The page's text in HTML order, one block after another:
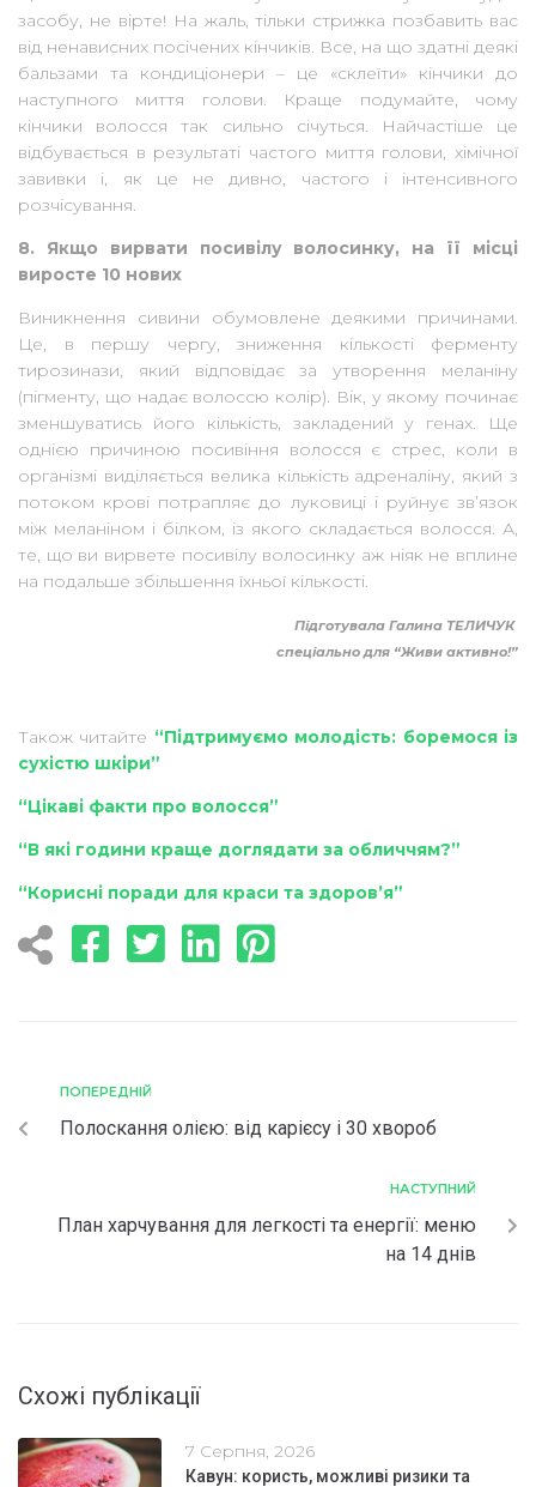
засобу, не вірте! На жаль, тільки стрижка позбавить вас
від ненависних посічених кінчиків. Все, на що здатні деякі
бальзами та кондиціонери – це «склеїти» кінчики до
наступного миття голови. Краще подумайте, чому
кінчики волосся так сильно січуться. Найчастіше це
відбувається в результаті частого миття голови, хімічної
завивки і, як це не дивно, частого і інтенсивного
розчісування.
8. Якщо вирвати посивілу волосинку, на її місці
виросте 10 нових
Виникнення сивини обумовлене деякими причинами.
Це, в першу чергу, зниження кількості ферменту
тирозинази, який відповідає за утворення меланіну
(пігменту, що надає волоссю колір). Вік, у якому починає
зменшуватись його кількість, закладений у генах. Ще
однією причиною посивіння волосся є стрес, коли в
організмі виділяється велика кількість адреналіну, який з
потоком крові потрапляє до луковиці і руйнує зв’язок
між меланіном і білком, із якого складається волосся. А,
те, що ви вирвете посивілу волосинку аж ніяк не вплине
на подальше збільшення їхньої кількості.
Підготувала Галина ТЕЛИЧУК
спеціально для “Живи активно!”
Також читайте “Підтримуємо молодість: боремося із
сухістю шкіри”
“Цікаві факти про волосся”
“В які години краще доглядати за обличчям?”
“Корисні поради для краси та здоров’я”
ПОПЕРЕДНІЙ
Полоскання олією: від карієсу і 30 хвороб
НАСТУПНИЙ
План харчування для легкості та енергії: меню
на 14 днів
Схожі публікації
7 Серпня, 2026
Кавун: користь, можливі ризики та